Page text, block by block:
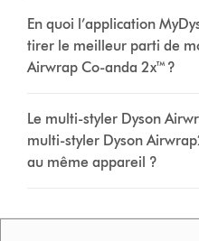
En quoi l’application
tirer le meilleur parti de
Airwrap Co-anda 2x™ ?
Le multi-styler Dyson
multi-styler Dyson
au même appareil ?